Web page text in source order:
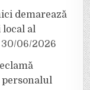
demarează
al
30/06/2026